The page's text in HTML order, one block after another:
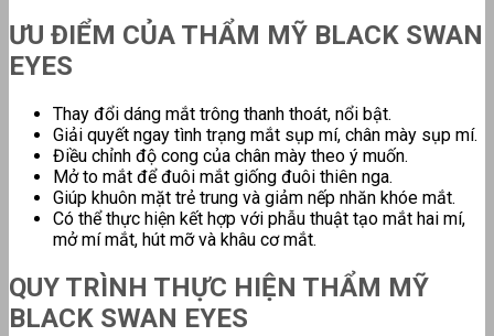
ƯU ĐIỂM CỦA THẨM MỸ BLACK SWAN
EYES
Thay đổi dáng mắt trông thanh thoát, nổi bật.
Giải quyết ngay tình trạng mắt sụp mí, chân mày sụp mí.
Điều chỉnh độ cong của chân mày theo ý muốn.
Mở to mắt để đuôi mắt giống đuôi thiên nga.
Giúp khuôn mặt trẻ trung và giảm nếp nhăn khóe mắt.
Có thể thực hiện kết hợp với phẫu thuật tạo mắt hai mí,
mở mí mắt, hút mỡ và khâu cơ mắt.
QUY TRÌNH THỰC HIỆN THẨM MỸ
BLACK SWAN EYES